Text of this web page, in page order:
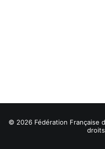
© 2026 Fédération Française